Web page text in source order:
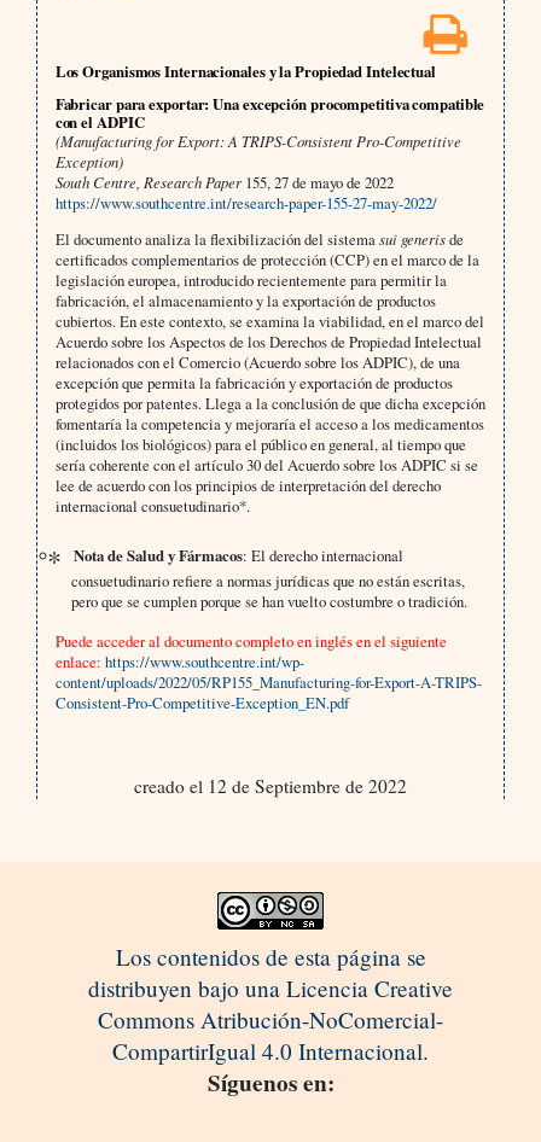
Los Organismos Internacionales y la Propiedad Intelectual
Fabricar para exportar: Una excepción procompetitiva compatible
con el ADPIC
(Manufacturing for Export: A TRIPS-Consistent Pro-Competitive
Exception)
South Centre, Research Paper155, 27 de mayo de 2022
https://www.southcentre.int/research-paper-155-27-may-2022/
El documento analiza la flexibilización del sistemasui generisde
certificados complementarios de protección (CCP) en el marco de la
legislación europea, introducido recientemente para permitir la
fabricación, el almacenamiento y la exportación de productos
cubiertos. En este contexto, se examina la viabilidad, en el marco del
Acuerdo sobre los Aspectos de los Derechos de Propiedad Intelectual
relacionados con el Comercio (Acuerdo sobre los ADPIC), de una
excepción que permita la fabricación y exportación de productos
protegidos por patentes. Llega a la conclusión de que dicha excepción
fomentaría la competencia y mejoraría el acceso a los medicamentos
(incluidos los biológicos) para el público en general, al tiempo que
sería coherente con el artículo 30 del Acuerdo sobre los ADPIC si se
lee de acuerdo con los principios de interpretación del derecho
internacional consuetudinario*.
Nota de Salud y Fármacos: El derecho internacional
consuetudinario refiere a normas jurídicas que no están escritas,
pero que se cumplen porque se han vuelto costumbre o tradición.
Puede acceder al documento completo en inglés en el siguiente
enlace: https://www.southcentre.int/wp-
content/uploads/2022/05/RP155_Manufacturing-for-Export-A-TRIPS-
Consistent-Pro-Competitive-Exception_EN.pdf
creado el 12 de Septiembre de 2022
Los contenidos de esta página se
distribuyen bajo una Licencia Creative
Commons Atribución-NoComercial-
CompartirIgual 4.0 Internacional.
Síguenos en: